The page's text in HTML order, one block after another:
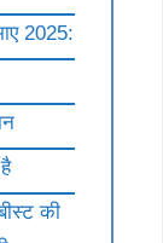
2025:
की